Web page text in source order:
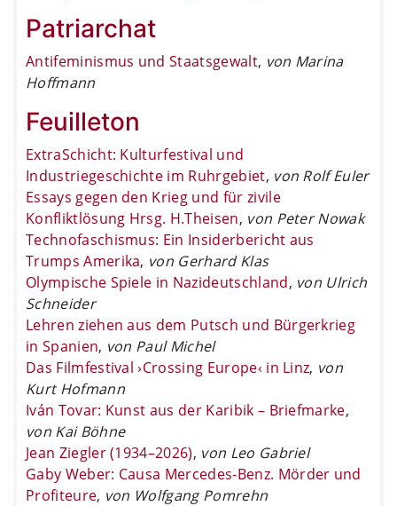
Patriarchat
Antifeminismus und Staatsgewalt, von Marina
Hoffmann
Feuilleton
ExtraSchicht: Kulturfestival und
Industriegeschichte im Ruhrgebiet, von Rolf Euler
Essays gegen den Krieg und für zivile
Konfliktlösung Hrsg. H.Theisen, von Peter Nowak
Technofaschismus: Ein Insiderbericht aus
Trumps Amerika, von Gerhard Klas
Olympische Spiele in Nazideutschland, von Ulrich
Schneider
Lehren ziehen aus dem Putsch und Bürgerkrieg
in Spanien, von Paul Michel
Das Filmfestival ›Crossing Europe‹ in Linz, von
Kurt Hofmann
Iván Tovar: Kunst aus der Karibik – Briefmarke,
von Kai Böhne
Jean Ziegler (1934–2026), von Leo Gabriel
Gaby Weber: Causa Mercedes-Benz. Mörder und
Profiteure, von Wolfgang Pomrehn